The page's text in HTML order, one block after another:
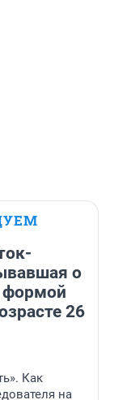
о
формой
26
Как
на